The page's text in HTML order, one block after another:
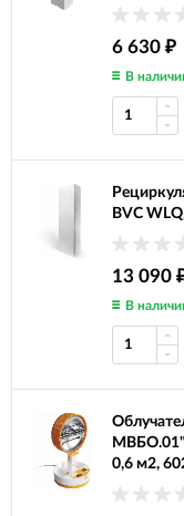
6 630 ₽
В
BVC
13 090
В
0,6 м2,